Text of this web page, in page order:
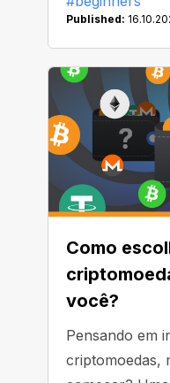
vamos
Published:
Como
você?
Pensando em
criptomoedas,